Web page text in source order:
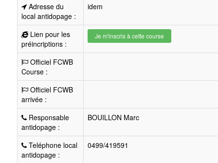
Adresse du
local antidopage :
idem
Lien pour les
préincriptions :
Je m'inscris à cette course
Officiel FCWB
Course :
Officiel FCWB
arrivée :
Responsable
antidopage :
BOUILLON Marc
Teléphone local
antidopage :
0499/419591